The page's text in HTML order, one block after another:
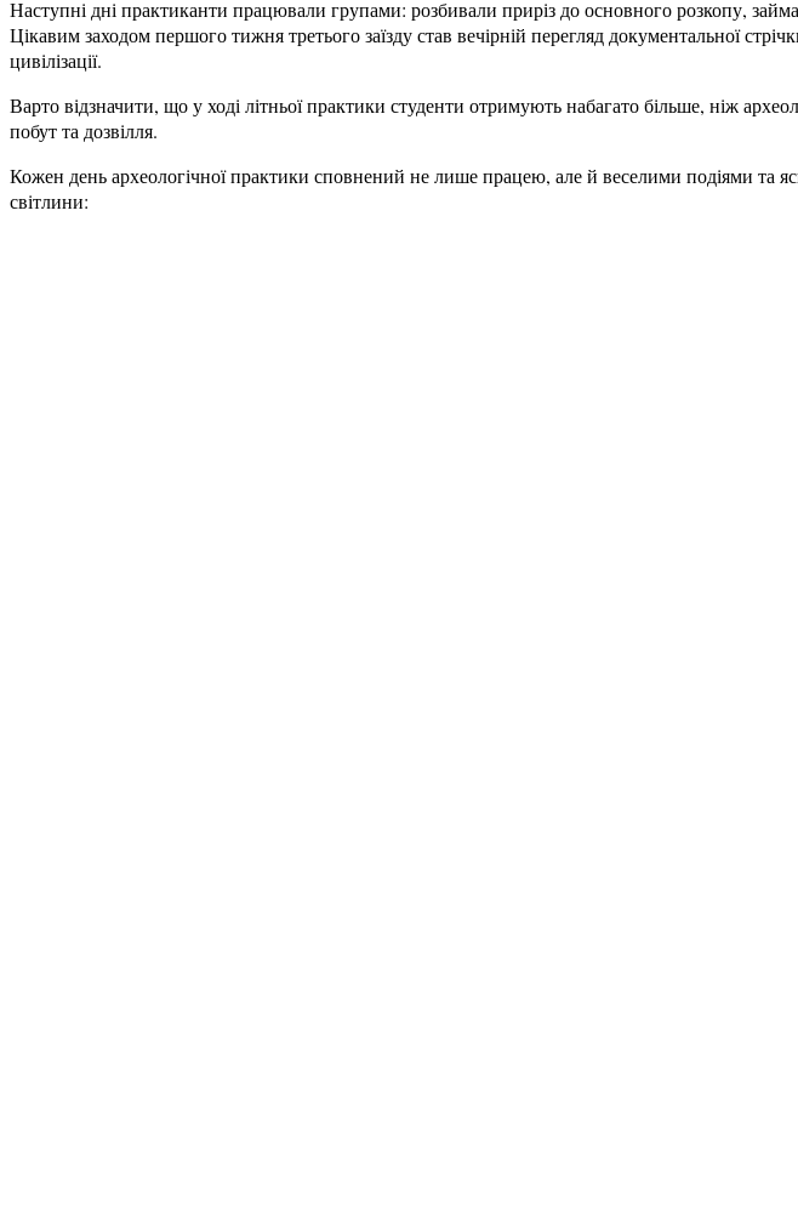
Наступні дні практиканти працювали групами: розбивали приріз до основного розкопу,
Цікавим заходом першого тижня третього заїзду став вечірній перегляд документальної
цивілізації.
Варто відзначити, що у ході літньої практики студенти отримують набагато більше, ніж
побут та дозвілля.
Кожен день археологічної практики сповнений не лише працею, але й веселими подіями
світлини: